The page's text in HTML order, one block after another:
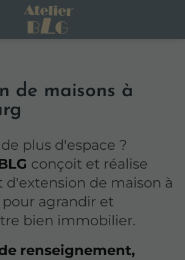
de maisons à
plus d'espace ?
conçoit et réalise
d'extension de maison à
agrandir et
bien immobilier.
renseignement,